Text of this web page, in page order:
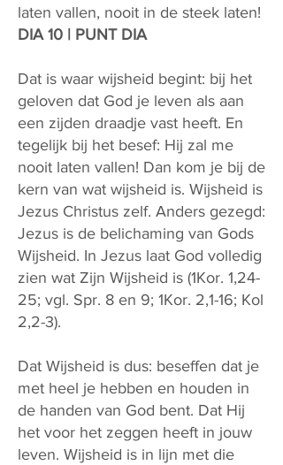
laten vallen, nooit in de steek laten!
DIA 10 | PUNT DIA
Dat is waar wijsheid begint: bij het
geloven dat God je leven als aan
een zijden draadje vast heeft. En
tegelijk bij het besef: Hij zal me
nooit laten vallen! Dan kom je bij de
kern van wat wijsheid is. Wijsheid is
Jezus Christus zelf. Anders gezegd:
Jezus is de belichaming van Gods
Wijsheid. In Jezus laat God volledig
zien wat Zijn Wijsheid is (1Kor. 1,24-
25; vgl. Spr. 8 en 9; 1Kor. 2,1-16; Kol
2,2-3).
Dat Wijsheid is dus: beseffen dat je
met heel je hebben en houden in
de handen van God bent. Dat Hij
het voor het zeggen heeft in jouw
leven. Wijsheid is in lijn met die